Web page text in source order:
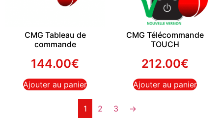
CMG Tableau de
commande
144.00€
Ajouter au panier
CMG Télécommande
TOUCH
212.00€
Ajouter au panier
1 2 3 →